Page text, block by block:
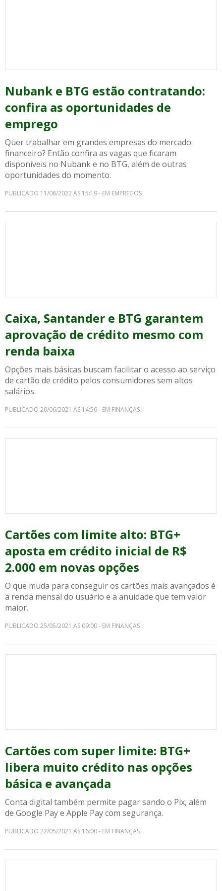
Nubank e BTG estão contratando:
confira as oportunidades de
emprego
Quer trabalhar em grandes empresas do mercado
financeiro? Então confira as vagas que ficaram
disponíveis no Nubank e no BTG, além de outras
oportunidades do momento.
PUBLICADO 11/08/2022 AS 15:19 - EM EMPREGOS
Caixa, Santander e BTG garantem
aprovação de crédito mesmo com
renda baixa
Opções mais básicas buscam facilitar o acesso ao serviço
de cartão de crédito pelos consumidores sem altos
salários.
PUBLICADO 20/06/2021 AS 14:56 - EM FINANÇAS
Cartões com limite alto: BTG+
aposta em crédito inicial de R$
2.000 em novas opções
O que muda para conseguir os cartões mais avançados é
a renda mensal do usuário e a anuidade que tem valor
maior.
PUBLICADO 25/05/2021 AS 09:00 - EM FINANÇAS
Cartões com super limite: BTG+
libera muito crédito nas opções
básica e avançada
Conta digital também permite pagar sando o Pix, além
de Google Pay e Apple Pay com segurança.
PUBLICADO 22/05/2021 AS 16:00 - EM FINANÇAS